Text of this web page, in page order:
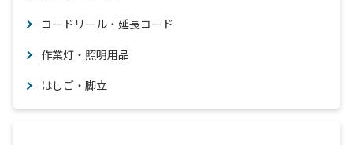
コードリール・延長コード
作業灯・照明用品
はしご・脚立